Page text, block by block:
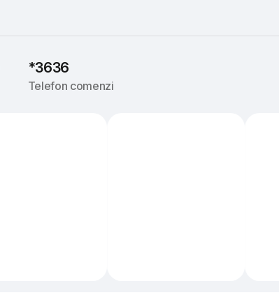
*3636
Telefon comenzi